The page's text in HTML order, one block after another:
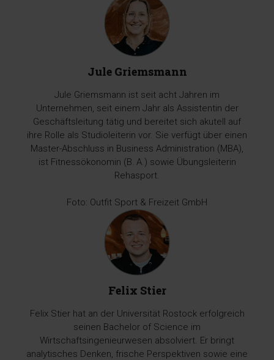
Jule Griemsmann
Jule Griemsmann ist seit acht Jahren im
Unternehmen, seit einem Jahr als Assistentin der
Geschäftsleitung tätig und bereitet sich akutell auf
ihre Rolle als Studioleiterin vor. Sie verfügt über einen
Master-Abschluss in Business Administration (MBA),
ist Fitnessökonomin (B. A.) sowie Übungsleiterin
Rehasport.
Foto: Outfit Sport & Freizeit GmbH
Felix Stier
Felix Stier hat an der Universität Rostock erfolgreich
seinen Bachelor of Science im
Wirtschaftsingenieurwesen absolviert. Er bringt
analytisches Denken, frische Perspektiven sowie eine